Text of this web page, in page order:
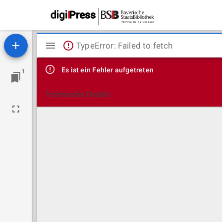
1
Mirador
Viewer
TypeError: Failed to fetch
Es ist ein Fehler aufgetreten
Technische Details